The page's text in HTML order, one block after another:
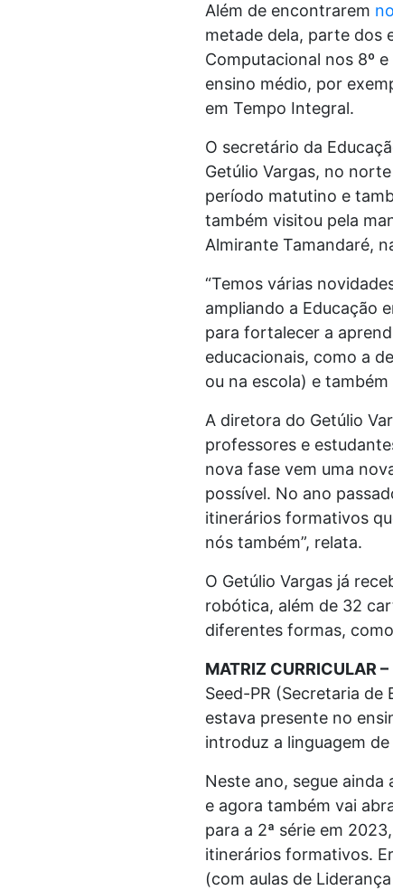
Além de encontrarem
metade dela, parte dos
Computacional nos 8º
ensino médio, por
em Tempo Integral.
O secretário da
Getúlio Vargas, no
período matutino e
também visitou pela
Almirante Tamandaré,
“Temos várias
ampliando a Educação
para fortalecer a
educacionais, como a
ou na escola) e
A diretora do Getúlio
professores e
nova fase vem uma
possível. No ano
itinerários formativos
nós também”, relata.
O Getúlio Vargas já
robótica, além de 32
diferentes formas,
MATRIZ CURRICULAR –
Seed-PR (Secretaria de
estava presente no
introduz a linguagem
Neste ano, segue ainda
e agora também vai
para a 2ª série em
itinerários formativos.
(com aulas de